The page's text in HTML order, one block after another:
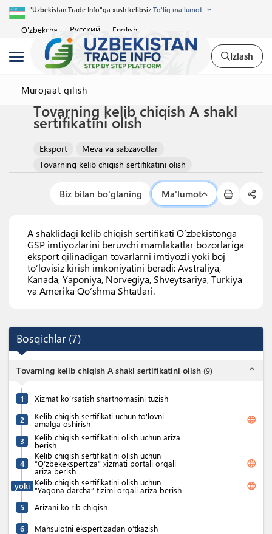
"Uzbekistan Trade Info"ga xush kelibsiz To'liq ma'lumot
O'zbekcha Русский English
Izlash
Murojaat qilish
Tovarning kelib chiqish A shakl
sertifikatini olish
Eksport
Meva va sabzavotlar
Tovarning kelib chiqish sertifikatini olish
Biz bilan bo'glaning Ma'lumot
A shaklidagi kelib chiqish sertifikati Oʻzbekistonga
GSP imtiyozlarini beruvchi mamlakatlar bozorlariga
eksport qilinadigan tovarlarni imtiyozli yoki boj
toʻlovisiz kirish imkoniyatini beradi: Avstraliya,
Kanada, Yaponiya, Norvegiya, Shveytsariya, Turkiya
va Amerika Qoʻshma Shtatlari.
Bosqichlar (7)
Tovarning kelib chiqish A shakl sertifikatini olish (9) expand_less
1 Xizmat ko‘rsatish shartnomasini tuzish
2 Kelib chiqish sertifikati uchun to'lovni
amalga oshirish language
3 Kelib chiqish sertifikatini olish uchun ariza
berish
4
Kelib chiqish sertifikatini olish uchun
“O‘zbekekspertiza” xizmati portali orqali
ariza berish
language
yoki Kelib chiqish sertifikatini olish uchun
“Yagona darcha” tizimi orqali ariza berish language
5 Arizani ko'rib chiqish
6 Mahsulotni ekspertizadan o‘tkazish